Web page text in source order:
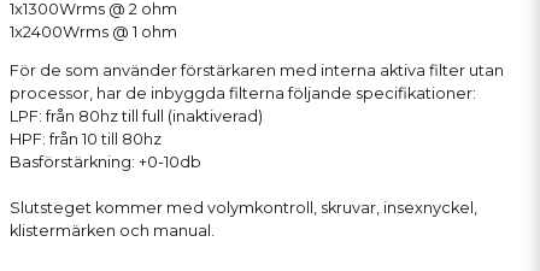
1x1300Wrms @ 2 ohm
1x2400Wrms @ 1 ohm
För de som använder förstärkaren med interna aktiva filter utan
processor, har de inbyggda filterna följande specifikationer:
LPF: från 80hz till full (inaktiverad)
HPF: från 10 till 80hz
Basförstärkning: +0-10db
Slutsteget kommer med volymkontroll, skruvar, insexnyckel,
klistermärken och manual.